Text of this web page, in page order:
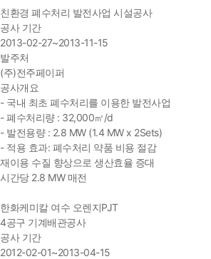
친환경 폐수처리 발전사업 시설공사
공사 기간
2013-02-27~2013-11-15
발주처
(주)전주페이퍼
공사개요
- 국내 최초 폐수처리를 이용한 발전사업
- 폐수처리량 : 32,000㎥/d
- 발전용량 : 2.8 MW (1.4 MW x 2Sets)
- 적용 효과: 폐수처리 약품 비용 절감
재이용 수질 향상으로 생산효율 증대
시간당 2.8 MW 매전
한화케미칼 여수 오렌지PJT
4공구 기계배관공사
공사 기간
2012-02-01~2013-04-15